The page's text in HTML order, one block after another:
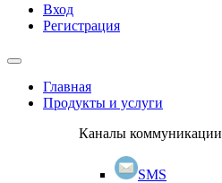
Вход
Регистрация
Главная
Продукты и услуги
Каналы коммуникации
SMS